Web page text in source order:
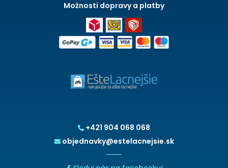
+421 904 068 068
objednavky@estelacnejsie.sk
Možnosti dopravy a platby